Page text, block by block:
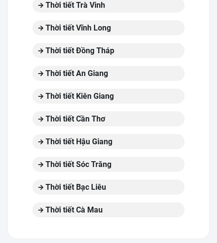
Thời tiết Trà Vinh
Thời tiết Vĩnh Long
Thời tiết Đồng Tháp
Thời tiết An Giang
Thời tiết Kiên Giang
Thời tiết Cần Thơ
Thời tiết Hậu Giang
Thời tiết Sóc Trăng
Thời tiết Bạc Liêu
Thời tiết Cà Mau